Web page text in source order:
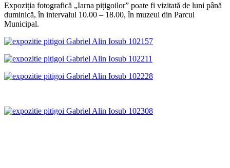
Expoziția fotografică „Iarna pițigoilor” poate fi vizitată de luni până
duminică, în intervalul 10.00 – 18.00, în muzeul din Parcul
Municipal.